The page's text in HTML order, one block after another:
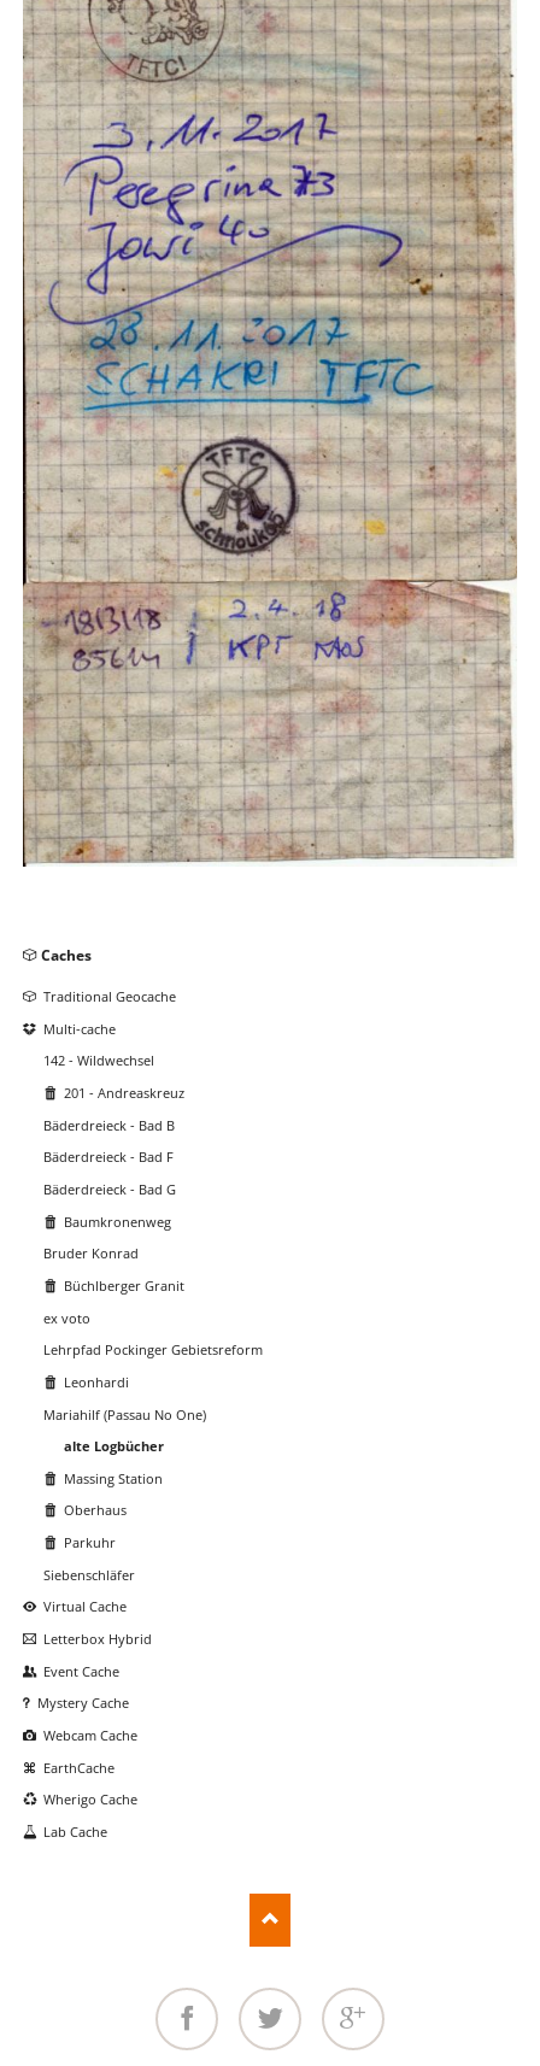
Navigation
Caches
Traditional Geocache
Multi-cache
142 - Wildwechsel
201 - Andreaskreuz
Bäderdreieck - Bad B
Bäderdreieck - Bad F
Bäderdreieck - Bad G
Baumkronenweg
Bruder Konrad
Büchlberger Granit
ex voto
Lehrpfad Pockinger Gebietsreform
Leonhardi
Mariahilf (Passau No One)
alte Logbücher
Massing Station
Oberhaus
Parkuhr
Siebenschläfer
Virtual Cache
Letterbox Hybrid
Event Cache
Mystery Cache
Webcam Cache
EarthCache
Wherigo Cache
Lab Cache